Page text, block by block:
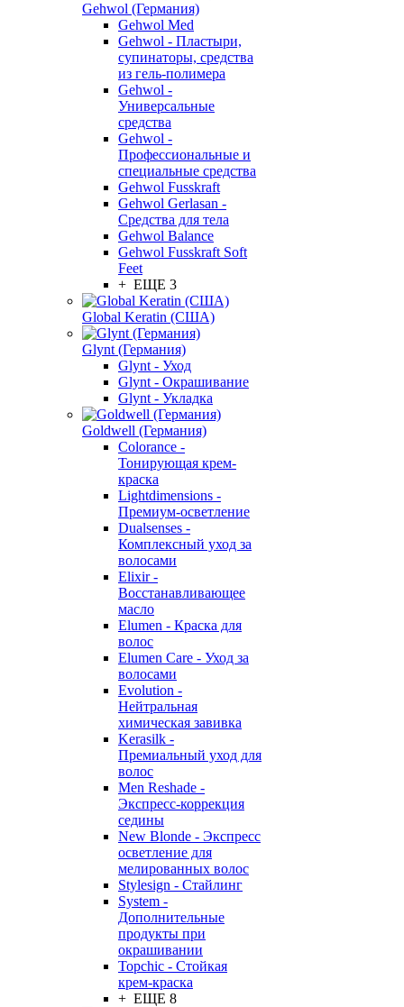
Gehwol (Германия)
Gehwol Med
Gehwol - Пластыри,
супинаторы, средства
из гель-полимера
Gehwol -
Универсальные
средства
Gehwol -
Профессиональные и
специальные средства
Gehwol Fusskraft
Gehwol Gerlasan -
Средства для тела
Gehwol Balance
Gehwol Fusskraft Soft
Feet
+ ЕЩЕ 3
Global Keratin (США)
Glynt (Германия)
Glynt - Уход
Glynt - Окрашивание
Glynt - Укладка
Goldwell (Германия)
Colorance -
Тонирующая крем-
краска
Lightdimensions -
Премиум-осветление
Dualsenses -
Комплексный уход за
волосами
Elixir -
Восстанавливающее
масло
Elumen - Краска для
волос
Elumen Care - Уход за
волосами
Evolution -
Нейтральная
химическая завивка
Kerasilk -
Премиальный уход для
волос
Men Reshade -
Экспресс-коррекция
седины
New Blonde - Экспресс
осветление для
мелированных волос
Stylesign - Стайлинг
System -
Дополнительные
продукты при
окрашивании
Topchic - Стойкая
крем-краска
+ ЕЩЕ 8